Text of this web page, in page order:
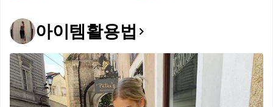
아이템활용법